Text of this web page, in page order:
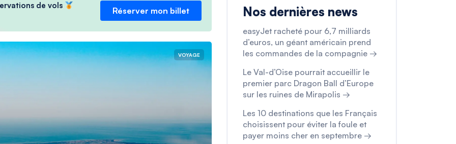
de vols
Réserver mon billet
VOYAGE
Nos dernières news
easyJet racheté pour 6,7 milliards
d’euros, un géant américain prend
les commandes de la compagnie →
Le Val-d’Oise pourrait accueillir le
premier parc Dragon Ball d’Europe
sur les ruines de Mirapolis →
Les 10 destinations que les Français
choisissent pour éviter la foule et
payer moins cher en septembre →